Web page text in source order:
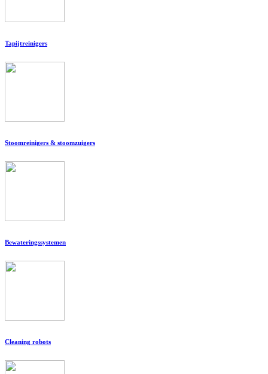
Tapijtreinigers
Stoomreinigers & stoomzuigers
Bewateringssystemen
Cleaning robots